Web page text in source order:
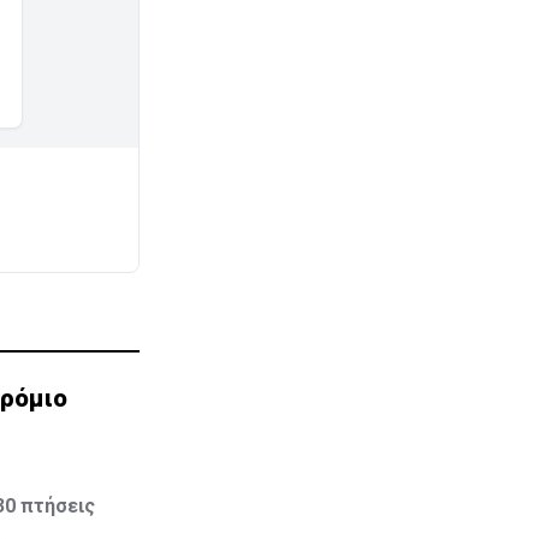
πτήσεις